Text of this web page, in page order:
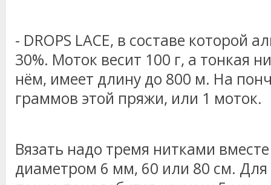
- DROPS LACE, в составе которой
30%. Моток весит 100 г, а тонкая
нём, имеет длину до 800 м. На
граммов этой пряжи, или 1 моток.
Вязать надо тремя нитками
диаметром 6 мм, 60 или 80 см. Для